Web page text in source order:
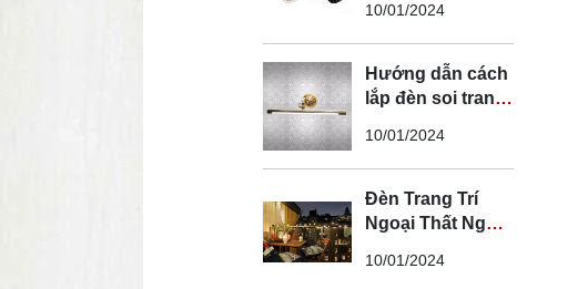
- Spotlight rọi ray
10/01/2024
Hướng dẫn cách
lắp đèn soi tranh
an toàn
10/01/2024
Đèn Trang Trí
Ngoại Thất Ngoài
Thất Trang Trí
10/01/2024